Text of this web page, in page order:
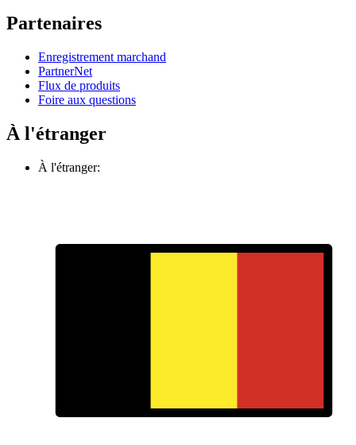
Partenaires
Enregistrement marchand
PartnerNet
Flux de produits
Foire aux questions
À l'étranger
À l'étranger: